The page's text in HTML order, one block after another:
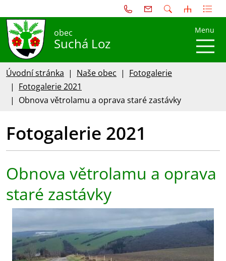
obec
Suchá Loz
Menu
Úvodní stránka Naše obec
Fotogalerie
Fotogalerie 2021
Obnova větrolamu a oprava staré zastávky
Fotogalerie 2021
Obnova větrolamu a oprava
staré zastávky